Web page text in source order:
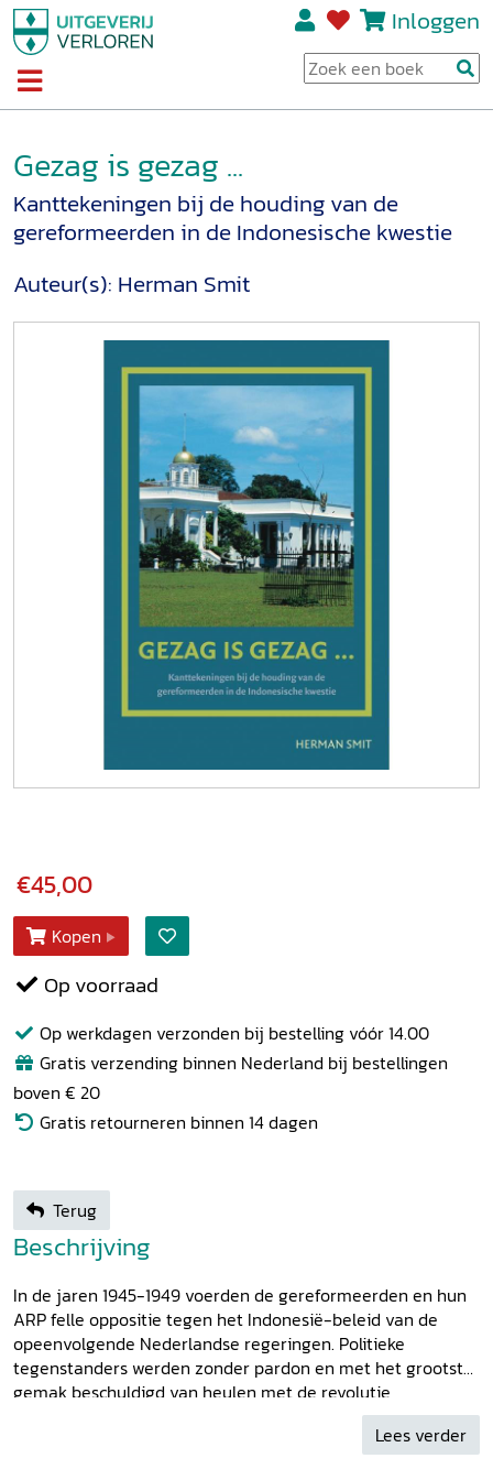
Inloggen
Gezag is gezag ...
Kanttekeningen bij de houding van de
gereformeerden in de Indonesische kwestie
Auteur(s): Herman Smit
€45,00
Kopen
Op voorraad
Op werkdagen verzonden bij bestelling vóór 14.00
Gratis verzending binnen Nederland bij bestellingen
boven € 20
Gratis retourneren binnen 14 dagen
Terug
Beschrijving
In de jaren 1945-1949 voerden de gereformeerden en hun
ARP felle oppositie tegen het Indonesië-beleid van de
opeenvolgende Nederlandse regeringen. Politieke
tegenstanders werden zonder pardon en met het grootste
gemak beschuldigd van heulen met de revolutie,
landverraad, lafhartige desertie, streven naar een
nationaal-socialistische dictatuur et cetera. Hoe valt het te
Lees verder